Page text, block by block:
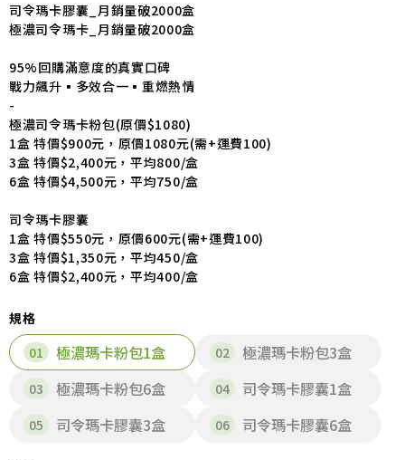
司令瑪卡膠囊_月銷量破2000盒
極濃司令瑪卡_月銷量破2000盒
95%回購滿意度的真實口碑
戰力飆升▪多效合一▪重燃熱情
-
極濃司令瑪卡粉包(原價$1080)
1盒 特價$900元，原價1080元(需+運費100)
3盒 特價$2,400元，平均800/盒
6盒 特價$4,500元，平均750/盒
司令瑪卡膠囊
1盒 特價$550元，原價600元(需+運費100)
3盒 特價$1,350元，平均450/盒
6盒 特價$2,400元，平均400/盒
規格
極濃瑪卡粉包1盒
極濃瑪卡粉包3盒
極濃瑪卡粉包6盒
司令瑪卡膠囊1盒
司令瑪卡膠囊3盒
司令瑪卡膠囊6盒